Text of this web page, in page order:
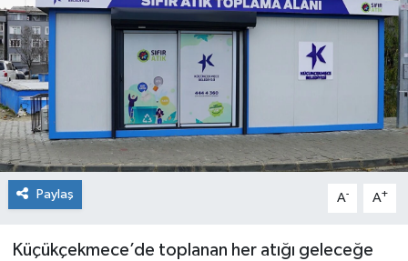
Paylaş A- A+
Küçükçekmece’de toplanan her atığı geleceğe